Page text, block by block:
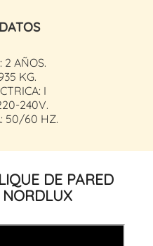
2 AÑOS.
KG.
I
240V.
50/60 HZ.
DE PARED